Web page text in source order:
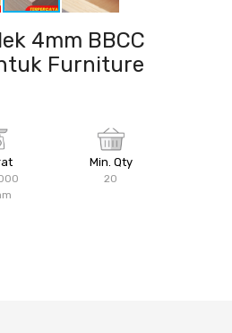
Aksesorisnya
& Perkakas
& Plat
& Baja
Pipa
4mm BBCC
Furniture
Min. Qty
20